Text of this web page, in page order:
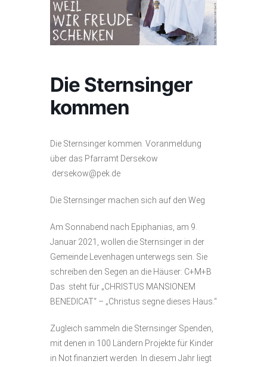
Die Sternsinger
kommen
Die Sternsinger kommen. Voranmeldung
über das Pfarramt Dersekow
dersekow@pek.de
Die Sternsinger machen sich auf den Weg
Am Sonnabend nach Epiphanias, am 9.
Januar 2021, wollen die Sternsinger in der
Gemeinde Levenhagen unterwegs sein. Sie
schreiben den Segen an die Häuser: C+M+B
Das steht für „CHRISTUS MANSIONEM
BENEDICAT“ – „Christus segne dieses Haus.“
Zugleich sammeln die Sternsinger Spenden,
mit denen in 100 Ländern Projekte für Kinder
in Not finanziert werden. In diesem Jahr liegt